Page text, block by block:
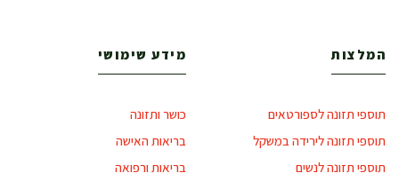
המלצות
תוספי תזונה לספורטאים
תוספי תזונה לירידה במשקל
תוספי תזונה לנשים
מידע שימושי
כושר ותזונה
בריאות האישה
בריאות ורפואה